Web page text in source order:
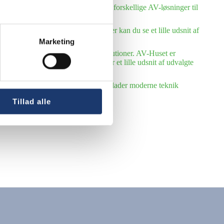
Marketing
Tillad alle
leveret og installeret mange forskellige AV-løsninger til
række folke- og efterskoler. Her kan du se et lille udsnit af
kommuner og offentlige institutioner. AV-Huset er
for AV-løsninger. Her følger et lille udsnit af udvalgte
menigheds- og sognehuse. Vi lader moderne teknik